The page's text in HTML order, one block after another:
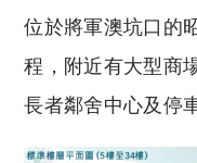
位於將軍澳坑口的
程，附近有大型商
長者鄰舍中心及停